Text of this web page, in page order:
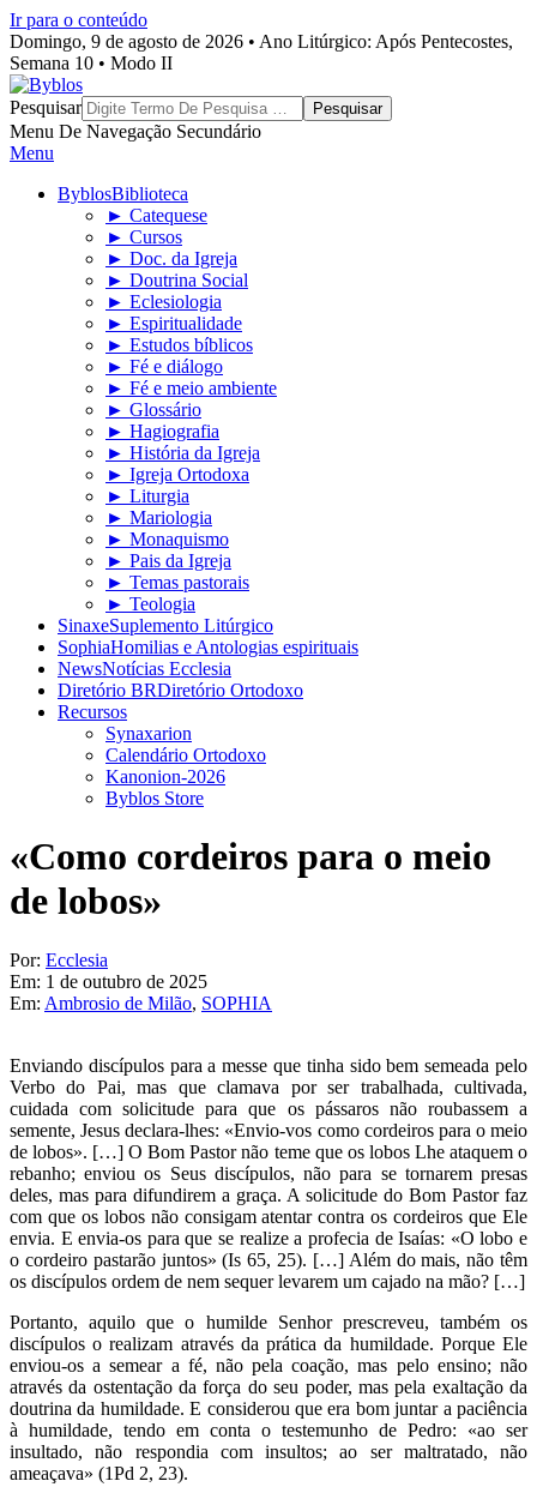
Ir para o conteúdo
Domingo, 9 de agosto de 2026 • Ano Litúrgico: Após Pentecostes,
Semana 10 • Modo II
Byblos
Pesquisar
Menu De Navegação Secundário
Menu
ByblosBiblioteca
► Catequese
► Cursos
► Doc. da Igreja
► Doutrina Social
► Eclesiologia
► Espiritualidade
► Estudos bíblicos
► Fé e diálogo
► Fé e meio ambiente
► Glossário
► Hagiografia
► História da Igreja
► Igreja Ortodoxa
► Liturgia
► Mariologia
► Monaquismo
► Pais da Igreja
► Temas pastorais
► Teologia
SinaxeSuplemento Litúrgico
SophiaHomilias e Antologias espirituais
NewsNotícias Ecclesia
Diretório BRDiretório Ortodoxo
Recursos
Synaxarion
Calendário Ortodoxo
Kanonion-2026
Byblos Store
«Como cordeiros para o meio
de lobos»
Por: Ecclesia
Em: 1 de outubro de 2025
Em: Ambrosio de Milão, SOPHIA
Enviando discípulos para a messe que tinha sido bem semeada pelo
Verbo do Pai, mas que clamava por ser trabalhada, cultivada,
cuidada com solicitude para que os pássaros não roubassem a
semente, Jesus declara-lhes: «Envio-vos como cordeiros para o meio
de lobos». […] O Bom Pastor não teme que os lobos Lhe ataquem o
rebanho; enviou os Seus discípulos, não para se tornarem presas
deles, mas para difundirem a graça. A solicitude do Bom Pastor faz
com que os lobos não consigam atentar contra os cordeiros que Ele
envia. E envia-os para que se realize a profecia de Isaías: «O lobo e
o cordeiro pastarão juntos» (Is 65, 25). […] Além do mais, não têm
os discípulos ordem de nem sequer levarem um cajado na mão? […]
Portanto, aquilo que o humilde Senhor prescreveu, também os
discípulos o realizam através da prática da humildade. Porque Ele
enviou-os a semear a fé, não pela coação, mas pelo ensino; não
através da ostentação da força do seu poder, mas pela exaltação da
doutrina da humildade. E considerou que era bom juntar a paciência
à humildade, tendo em conta o testemunho de Pedro: «ao ser
insultado, não respondia com insultos; ao ser maltratado, não
ameaçava» (1Pd 2, 23).